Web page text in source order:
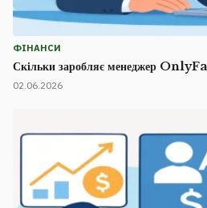
ФІНАНСИ
Скільки заробляє менеджер
02.06.2026